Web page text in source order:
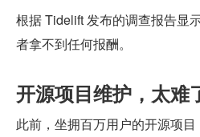
根据 Tidelift 发布的调查报告显
者拿不到任何报酬。
开源项目维护，太难
此前，坐拥百万用户的开源项目